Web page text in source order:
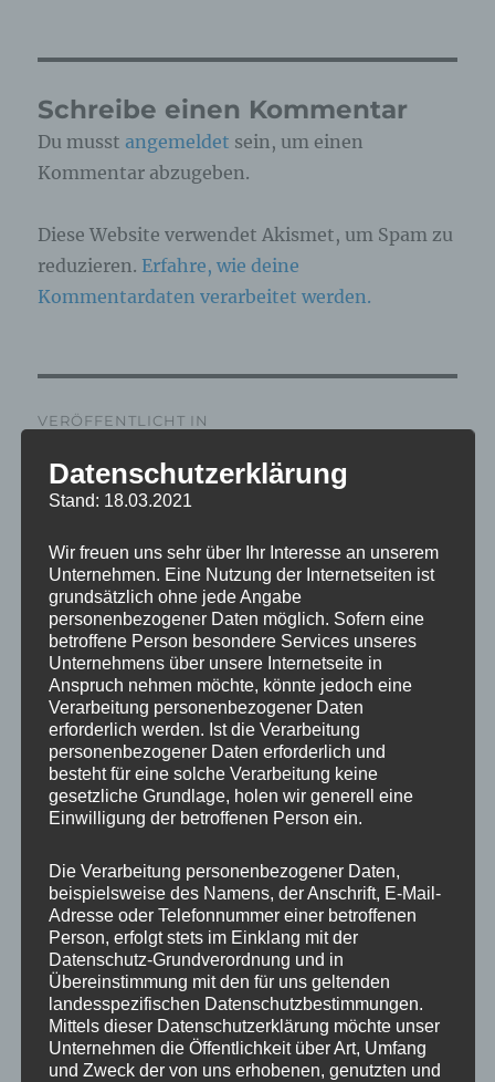
Schreibe einen Kommentar
Du musst angemeldet sein, um einen
Kommentar abzugeben.
Diese Website verwendet Akismet, um Spam zu
reduzieren. Erfahre, wie deine
Kommentardaten verarbeitet werden.
VERÖFFENTLICHT IN
IMG_6254_mL
MP Mario Porten
Beratung
Training
Coaching
Impulsvorträge
Datenschutzerklärung
Stand: 18.03.2021
Wir freuen uns sehr über Ihr Interesse an unserem
Unternehmen. Eine Nutzung der Internetseiten ist
grundsätzlich ohne jede Angabe
personenbezogener Daten möglich. Sofern eine
betroffene Person besondere Services unseres
Unternehmens über unsere Internetseite in
Anspruch nehmen möchte, könnte jedoch eine
Verarbeitung personenbezogener Daten
erforderlich werden. Ist die Verarbeitung
personenbezogener Daten erforderlich und
besteht für eine solche Verarbeitung keine
gesetzliche Grundlage, holen wir generell eine
Einwilligung der betroffenen Person ein.
Die Verarbeitung personenbezogener Daten,
beispielsweise des Namens, der Anschrift, E-Mail-
Adresse oder Telefonnummer einer betroffenen
Person, erfolgt stets im Einklang mit der
Datenschutz-Grundverordnung und in
Übereinstimmung mit den für uns geltenden
landesspezifischen Datenschutzbestimmungen.
Mittels dieser Datenschutzerklärung möchte unser
Unternehmen die Öffentlichkeit über Art, Umfang
und Zweck der von uns erhobenen, genutzten und